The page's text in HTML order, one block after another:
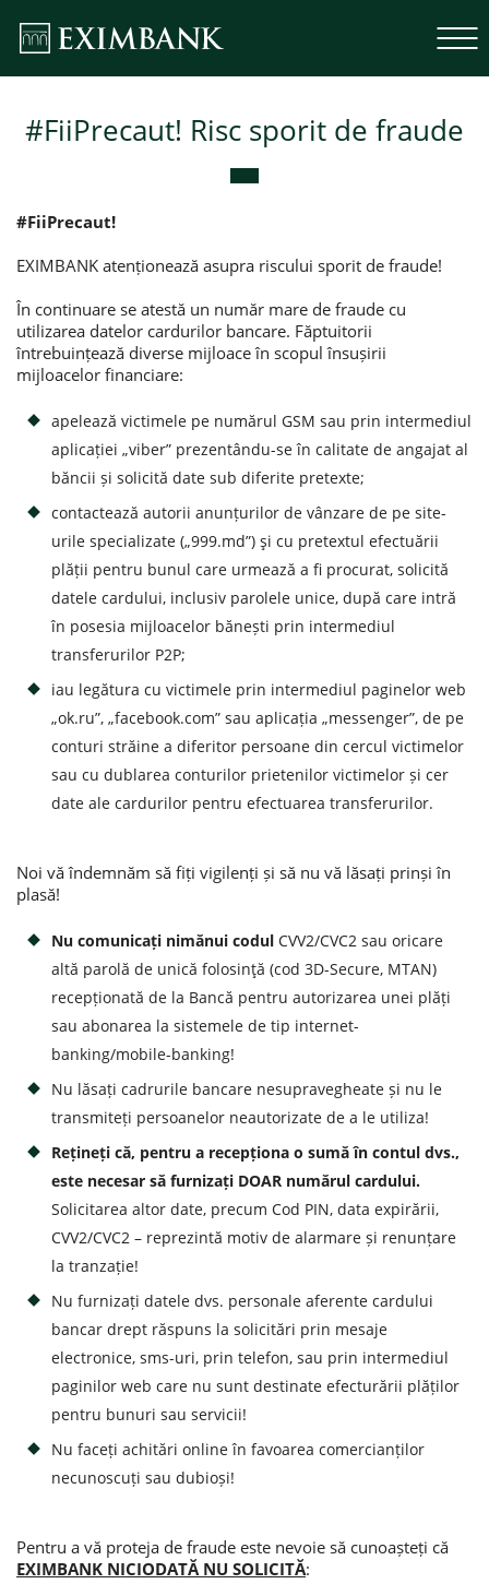
Потребительские кредиты
Ипотечные кредиты
#FiiPrecaut! Risc sporit de fraude
#FiiPrecaut!
EXIMBANK atenționează asupra riscului sporit de fraude!
În continuare se atestă un număr mare de fraude cu
utilizarea datelor cardurilor bancare. Făptuitorii
întrebuințează diverse mijloace în scopul însușirii
mijloacelor financiare:
apelează victimele pe numărul GSM sau prin intermediul
aplicației „viber” prezentându-se în calitate de angajat al
băncii și solicită date sub diferite pretexte;
contactează autorii anunțurilor de vânzare de pe site-
urile specializate („999.md”) şi cu pretextul efectuării
plății pentru bunul care urmează a fi procurat, solicită
datele cardului, inclusiv parolele unice, după care intră
în posesia mijloacelor bănești prin intermediul
transferurilor P2P;
iau legătura cu victimele prin intermediul paginelor web
„ok.ru”, „facebook.com” sau aplicația „messenger”, de pe
conturi străine a diferitor persoane din cercul victimelor
sau cu dublarea conturilor prietenilor victimelor și cer
date ale cardurilor pentru efectuarea transferurilor.
Noi vă îndemnăm să fiți vigilenți și să nu vă lăsați prinși în
plasă!
Nu comunicați nimănui codul CVV2/CVC2 sau oricare
altă parolă de unică folosinţă (cod 3D-Secure, MTAN)
recepționată de la Bancă pentru autorizarea unei plăți
sau abonarea la sistemele de tip internet-
banking/mobile-banking!
Nu lăsați cadrurile bancare nesupravegheate și nu le
transmiteți persoanelor neautorizate de a le utiliza!
Rețineți că, pentru a recepționa o sumă în contul dvs.,
este necesar să furnizați DOAR numărul cardului.
Solicitarea altor date, precum Cod PIN, data expirării,
CVV2/CVC2 – reprezintă motiv de alarmare și renunțare
la tranzație!
Nu furnizați datele dvs. personale aferente cardului
bancar drept răspuns la solicitări prin mesaje
electronice, sms-uri, prin telefon, sau prin intermediul
paginilor web care nu sunt destinate efecturării plăților
pentru bunuri sau servicii!
Nu faceți achitări online în favoarea comercianților
necunoscuți sau dubioși!
Pentru a vă proteja de fraude este nevoie să cunoașteți că
EXIMBANK NICIODATĂ NU SOLICITĂ: